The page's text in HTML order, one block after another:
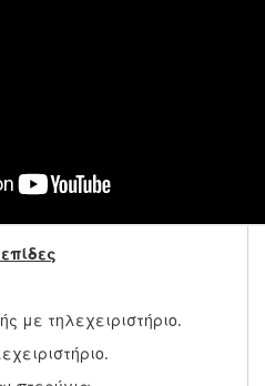
με τηλεχειριστήριο.